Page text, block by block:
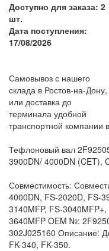
Доступно для заказа: 2
шт.
Дата поступления:
17/08/2026
Самовывоз с нашего
склада в Ростов-на-Дону,
или доставка до
терминала удобной
транспортной компании
Тефлоновый вал
3900DN/ 4000DN (CET),
Совместимость:
4000DN, FS-2020D, FS-
3140MFP, FS-
3640MFP OEM №:
302J025160 Описание:
FK-340, FK-350.